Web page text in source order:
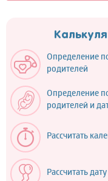
Определение
родителей
Определение
родителей и
Рассчитать
Рассчитать